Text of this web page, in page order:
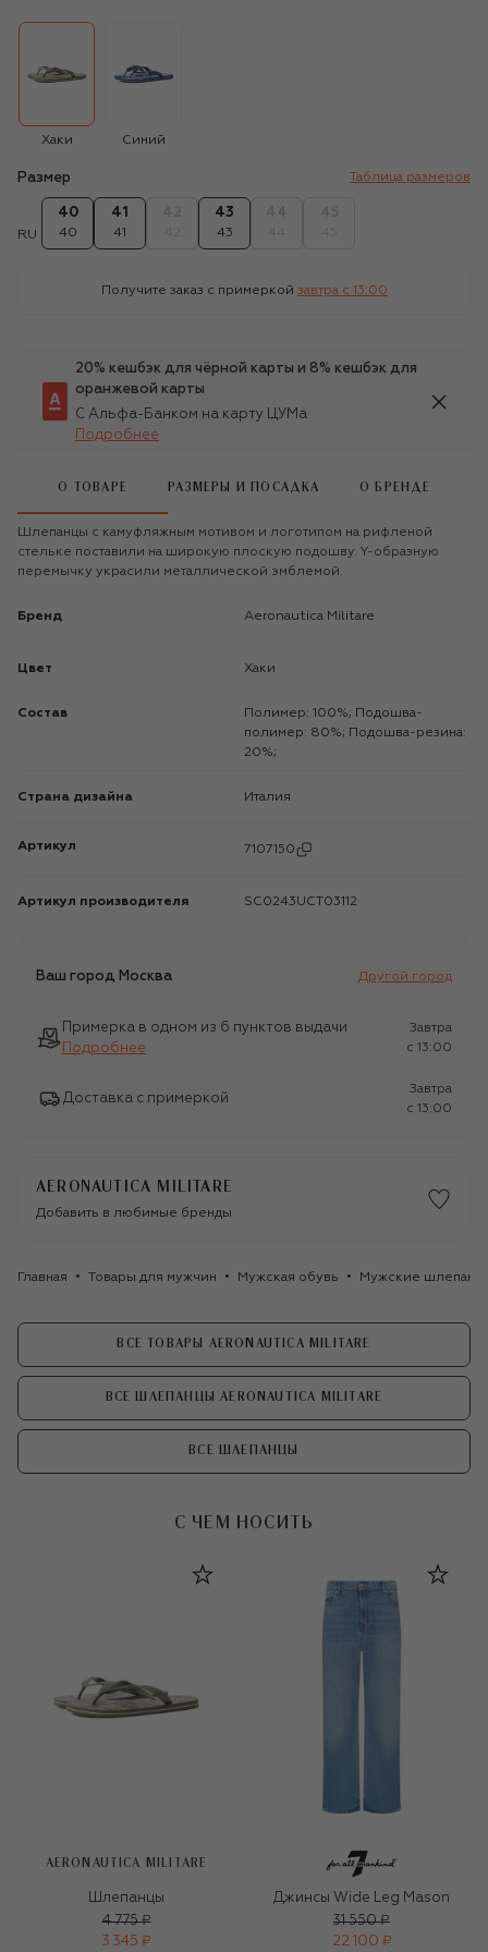
Хаки Синий
Размер Таблица размеров
RU
40
40
41
41
43
43
Получите заказ с примеркой завтра c 13:00
20% кешбэк для чёрной карты и 8% кешбэк для
оранжевой карты
С Альфа-Банком на карту ЦУМа
Подробнее
О ТОВАРЕ РАЗМЕРЫ И ПОСАДКА О БРЕНДЕ
Шлепанцы с камуфляжным мотивом и логотипом на рифленой
стельке поставили на широкую плоскую подошву. Y-образную
перемычку украсили металлической эмблемой.
Бренд Aeronautica Militare
Цвет Хаки
Состав
Полимер: 100%; Подошва-
полимер: 80%; Подошва-резина:
20%;
Страна дизайна Италия
Артикул 7107150
Артикул производителя SC0243UCT03112
Ваш город Москва Другой город
Примерка в одном из 6 пунктов выдачи
Подробнее
Завтра
c 13:00
Доставка с примеркой
Завтра
c 13:00
AERONAUTICA MILITARE
Добавить в любимые бренды
Главная Товары для мужчин Мужская обувь Мужские
ВСЕ ТОВАРЫ AERONAUTICA MILITARE
ВСЕ ШЛЕПАНЦЫ AERONAUTICA MILITARE
ВСЕ ШЛЕПАНЦЫ
С ЧЕМ НОСИТЬ
AERONAUTICA MILITARE
Шлепанцы
4 775 ₽
3 345 ₽
Джинсы Wide Leg Mason
31 550 ₽
22 100 ₽